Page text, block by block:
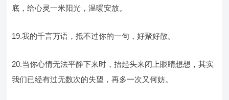
底，给心灵一米阳光，温暖安放。
19.我的千言万语，抵不过你的一句，好聚好散。
20.当你心情无法平静下来时，抬起头来闭上眼睛想想，其实
我们已经有过无数次的失望，再多一次又何妨。